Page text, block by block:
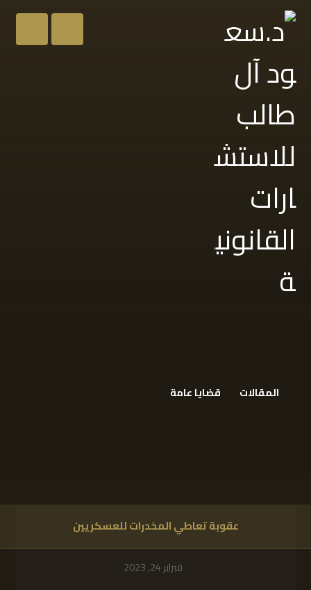
المقالات قضايا عامة
عقوبة تعاطي المخدرات للعسكريين
فبراير 24, 2023